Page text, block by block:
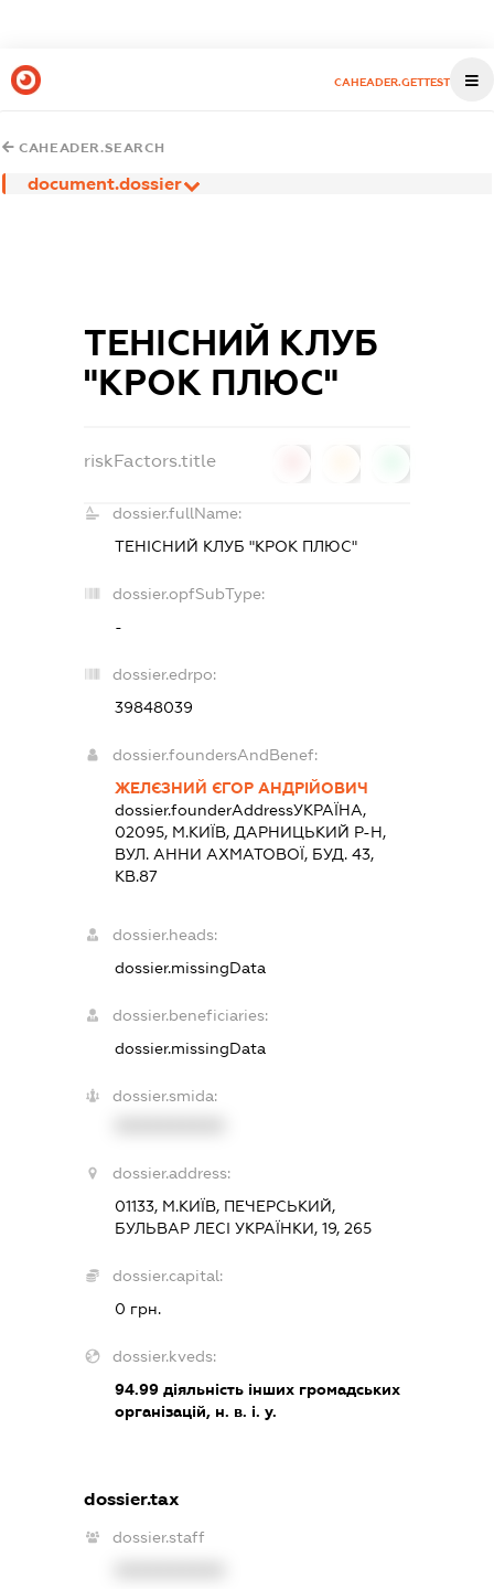
CAHEADER.GETTEST
CAHEADER.SEARCH
document.dossier
ТЕНІСНИЙ КЛУБ
"КРОК ПЛЮС"
riskFactors.title
dossier.fullName:
ТЕНІСНИЙ КЛУБ "КРОК ПЛЮС"
dossier.opfSubType:
-
dossier.edrpo:
39848039
dossier.foundersAndBenef:
ЖЕЛЄЗНИЙ ЄГОР АНДРІЙОВИЧ
dossier.founderAddressУКРАЇНА,
02095, М.КИЇВ, ДАРНИЦЬКИЙ Р-Н,
ВУЛ. АННИ АХМАТОВОЇ, БУД. 43,
КВ.87
dossier.heads:
dossier.missingData
dossier.beneficiaries:
dossier.missingData
dossier.smida:
dossier.address:
01133, М.КИЇВ, ПЕЧЕРСЬКИЙ,
БУЛЬВАР ЛЕСІ УКРАЇНКИ, 19, 265
dossier.capital:
0 грн.
dossier.kveds:
94.99діяльність інших громадських
організацій, н. в. і. у.
dossier.tax
dossier.staff